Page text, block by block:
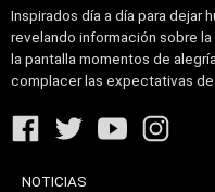
Inspirados día a día para dejar
revelando información sobre
la pantalla momentos de
complacer las expectativas de
NOTICIAS